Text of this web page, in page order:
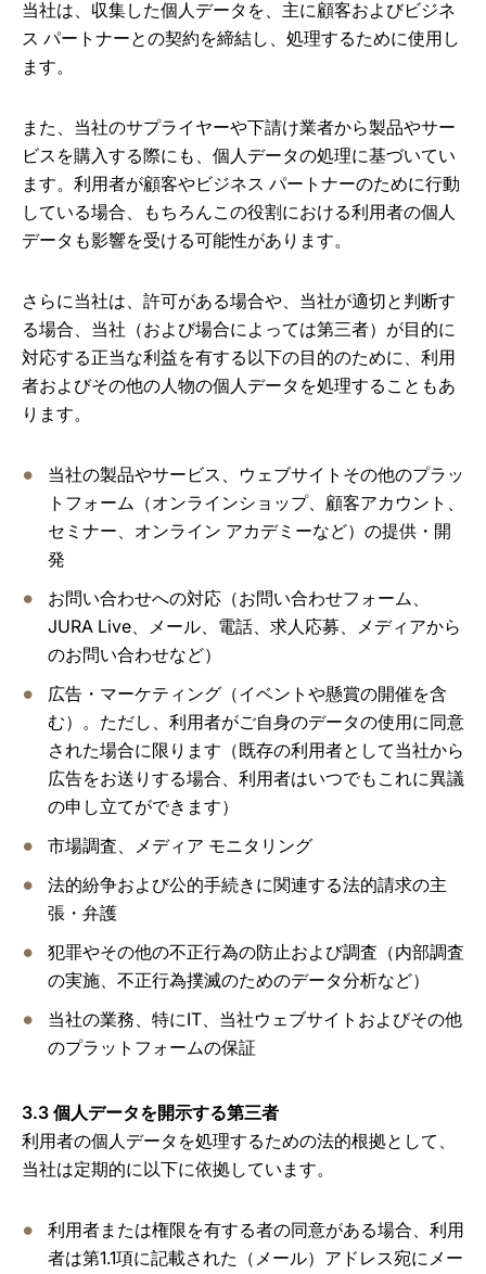
当社は、収集した個人データを、主に顧客およびビジネ
ス パートナーとの契約を締結し、処理するために使用し
ます。
また、当社のサプライヤーや下請け業者から製品やサー
ビスを購入する際にも、個人データの処理に基づいてい
ます。利用者が顧客やビジネス パートナーのために行動
している場合、もちろんこの役割における利用者の個人
データも影響を受ける可能性があります。
さらに当社は、許可がある場合や、当社が適切と判断す
る場合、当社（および場合によっては第三者）が目的に
対応する正当な利益を有する以下の目的のために、利用
者およびその他の人物の個人データを処理することもあ
ります。
当社の製品やサービス、ウェブサイトその他のプラッ
トフォーム（オンラインショップ、顧客アカウント、
セミナー、オンライン アカデミーなど）の提供・開
発
お問い合わせへの対応（お問い合わせフォーム、
JURA Live、メール、電話、求人応募、メディアから
のお問い合わせなど）
広告・マーケティング（イベントや懸賞の開催を含
む）。ただし、利用者がご自身のデータの使用に同意
された場合に限ります（既存の利用者として当社から
広告をお送りする場合、利用者はいつでもこれに異議
の申し立てができます）
市場調査、メディア モニタリング
法的紛争および公的手続きに関連する法的請求の主
張・弁護
犯罪やその他の不正行為の防止および調査（内部調査
の実施、不正行為撲滅のためのデータ分析など）
当社の業務、特にIT、当社ウェブサイトおよびその他
のプラットフォームの保証
3.3 個人データを開示する第三者
利用者の個人データを処理するための法的根拠として、
当社は定期的に以下に依拠しています。
利用者または権限を有する者の同意がある場合、利用
者は第1.1項に記載された（メール）アドレス宛にメー